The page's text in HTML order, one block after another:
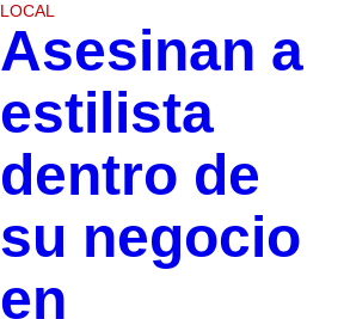
LOCAL
Asesinan a
estilista
dentro de
su negocio
en